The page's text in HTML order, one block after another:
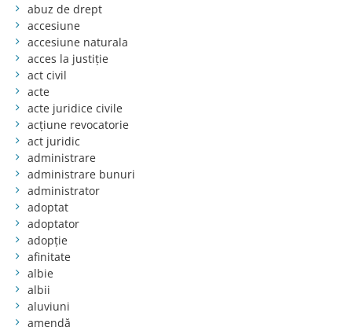
abuz de drept
accesiune
accesiune naturala
acces la justiție
act civil
acte
acte juridice civile
acțiune revocatorie
act juridic
administrare
administrare bunuri
administrator
adoptat
adoptator
adopție
afinitate
albie
albii
aluviuni
amendă